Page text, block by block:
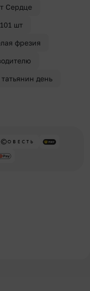
Сердце
шт
фрезия
день